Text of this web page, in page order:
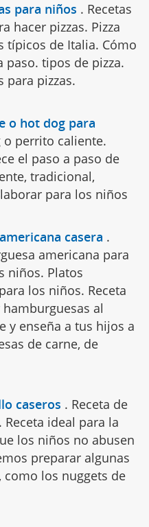
para niños . Recetas
hacer pizzas. Pizza
típicos de Italia. Cómo
paso. tipos de pizza.
para pizzas.
o hot dog para
o perrito caliente.
el paso a paso de
tradicional,
para los niños
casera .
americana para
niños. Platos
los niños. Receta
al
y enseña a tus hijos a
de carne, de
caseros . Receta de
ideal para la
los niños no abusen
preparar algunas
como los nuggets de